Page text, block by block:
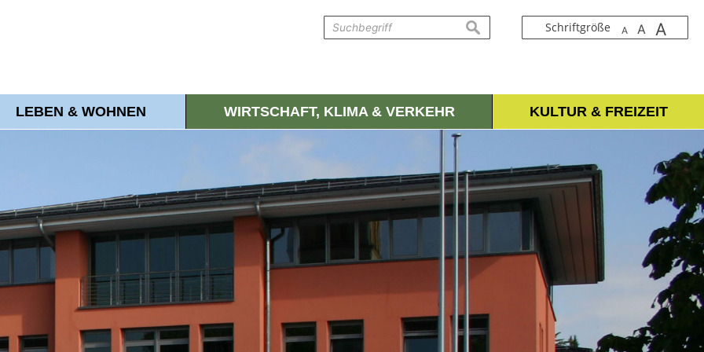
Schriftgröße A A A
suchen
LEBEN & WOHNEN WIRTSCHAFT, KLIMA & VERKEHR KULTUR & FREIZEIT